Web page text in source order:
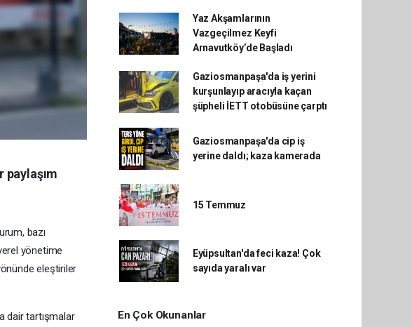
bazı
yönetime
eleştiriler
dair tartışmalar
Yaz Akşamlarının
Vazgeçilmez Keyfi
Arnavutköy’de Başladı
Gaziosmanpaşa'da iş yerini
kurşunlayıp aracıyla kaçan
şüpheli İETT otobüsüne çarptı
Gaziosmanpaşa'da cip iş
yerine daldı; kaza kamerada
15 Temmuz
Eyüpsultan'da feci kaza! Çok
sayıda yaralı var
En Çok Okunanlar